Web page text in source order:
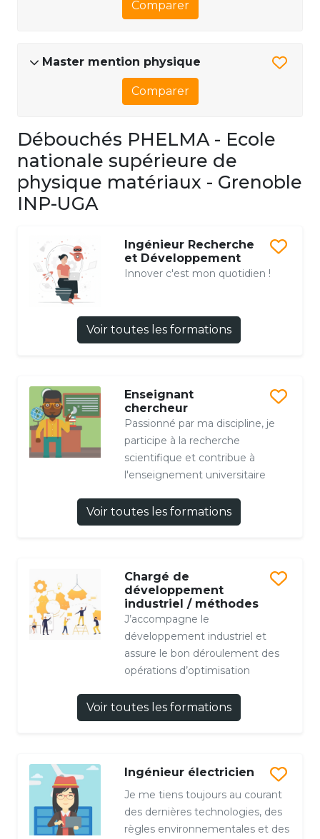
Comparer
Master mention physique
Comparer
Débouchés PHELMA - Ecole
nationale supérieure de
physique matériaux - Grenoble
INP-UGA
Ingénieur Recherche
et Développement
Innover c'est mon quotidien !
Voir toutes les formations
Enseignant
chercheur
Passionné par ma discipline, je
participe à la recherche
scientifique et contribue à
l'enseignement universitaire
Voir toutes les formations
Chargé de
développement
industriel / méthodes
J’accompagne le
développement industriel et
assure le bon déroulement des
opérations d’optimisation
Voir toutes les formations
Ingénieur électricien
Je me tiens toujours au courant
des dernières technologies, des
règles environnementales et des